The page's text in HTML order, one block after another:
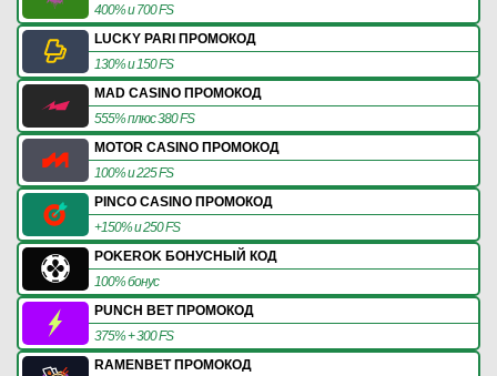
400% и 700 FS
LUCKY PARI ПРОМОКОД
130% и 150 FS
MAD CASINO ПРОМОКОД
555% плюс 380 FS
MOTOR CASINO ПРОМОКОД
100% и 225 FS
PINCO CASINO ПРОМОКОД
+150% и 250 FS
POKEROK БОНУСНЫЙ КОД
100% бонус
PUNCH BET ПРОМОКОД
375% + 300 FS
RAMENBET ПРОМОКОД